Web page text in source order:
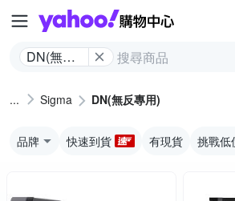
Yahoo購
DN(無反
Sigma DN(無反專用)
品牌 快速到貨 有現貨 挑戰低